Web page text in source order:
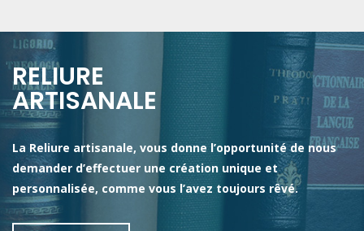
RELIURE
ARTISANALE
La Reliure artisanale, vous donne l’opportunité de nous
demander d’effectuer une création unique et
personnalisée, comme vous l’avez toujours rêvé.